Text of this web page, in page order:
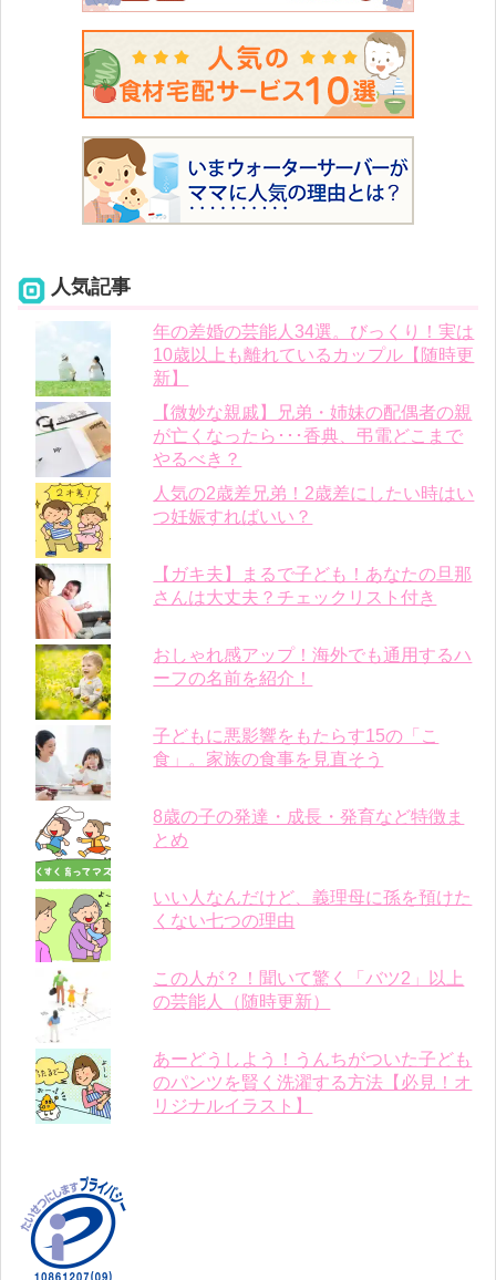
人気記事
年の差婚の芸能人34選。びっくり！実は
10歳以上も離れているカップル【随時更
新】
【微妙な親戚】兄弟・姉妹の配偶者の親
が亡くなったら･･･香典、弔電どこまで
やるべき？
人気の2歳差兄弟！2歳差にしたい時はい
つ妊娠すればいい？
【ガキ夫】まるで子ども！あなたの旦那
さんは大丈夫？チェックリスト付き
おしゃれ感アップ！海外でも通用するハ
ーフの名前を紹介！
子どもに悪影響をもたらす15の「こ
食」。家族の食事を見直そう
8歳の子の発達・成長・発育など特徴ま
とめ
いい人なんだけど、義理母に孫を預けた
くない七つの理由
この人が？！聞いて驚く「バツ2」以上
の芸能人（随時更新）
あーどうしよう！うんちがついた子ども
のパンツを賢く洗濯する方法【必見！オ
リジナルイラスト】